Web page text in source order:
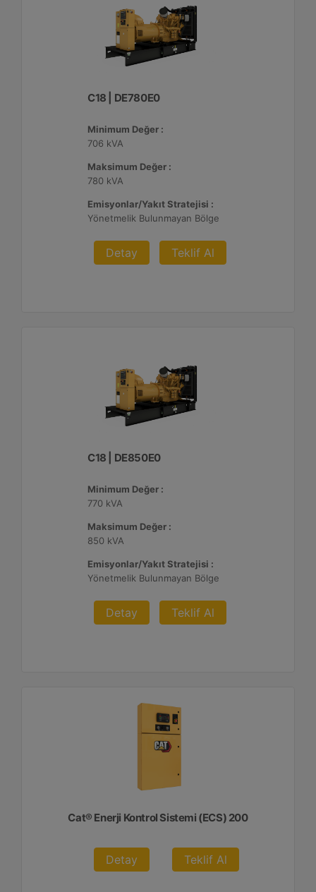
C18 | DE780E0
Minimum Değer :
706 kVA
Maksimum Değer :
780 kVA
Emisyonlar/Yakıt Stratejisi :
Yönetmelik Bulunmayan Bölge
Detay Teklif Al
C18 | DE850E0
Minimum Değer :
770 kVA
Maksimum Değer :
850 kVA
Emisyonlar/Yakıt Stratejisi :
Yönetmelik Bulunmayan Bölge
Detay Teklif Al
Cat® Enerji Kontrol Sistemi (ECS) 200
Detay Teklif Al